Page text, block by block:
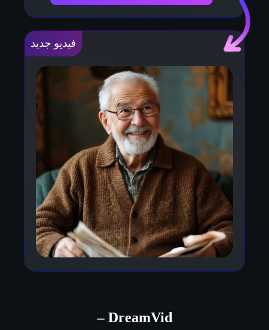
فيديو جديد
DreamVid –